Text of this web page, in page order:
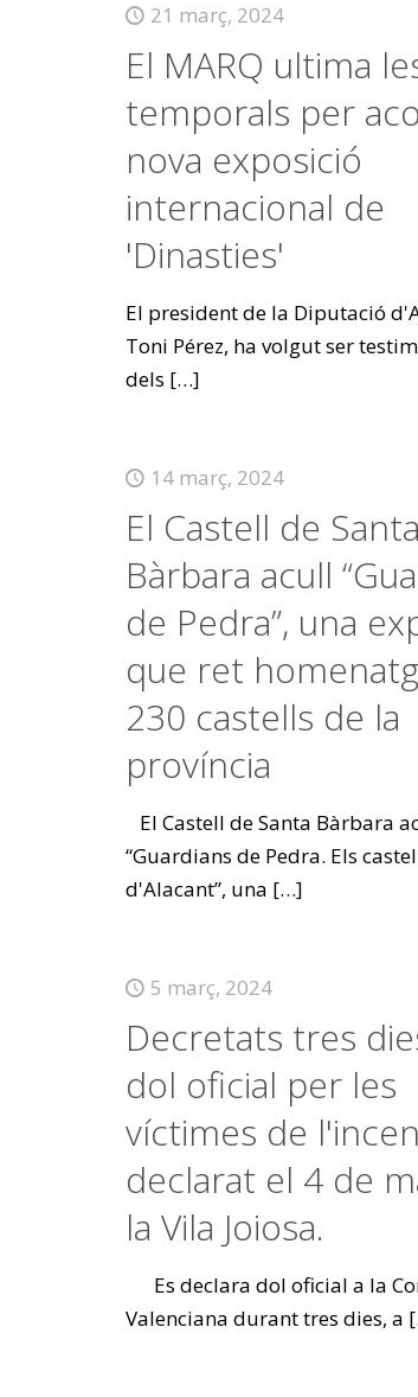
21 març, 2024
El MARQ ultima
temporals per
nova exposició
internacional de
'Dinasties'
El president de la Diputació
Toni Pérez, ha volgut ser
dels […]
14 març, 2024
El Castell de Santa
Bàrbara acull
de Pedra”, una
que ret
230 castells de la
província
El Castell de Santa Bàrbara
“Guardians de Pedra. Els
d'Alacant”, una […]
5 març, 2024
Decretats tres
dol oficial per les
víctimes de
declarat el 4 de
la Vila Joiosa.
Es declara dol oficial a la
Valenciana durant tres dies, a